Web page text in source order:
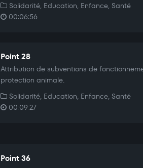
Solidarité, Education, Enfance, Santé
00:06:56
Point 28
Attribution de subventions de
protection animale.
Solidarité, Education, Enfance, Santé
00:09:27
Point 36